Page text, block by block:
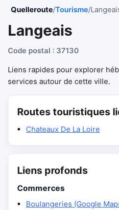
Quelleroute/Tourisme/
Langeais
Code postal : 37130
Liens rapides pour explorer
services autour de cette ville.
Routes touristiques
Chateaux De La Loire
Liens profonds
Commerces
Boulangeries (Google